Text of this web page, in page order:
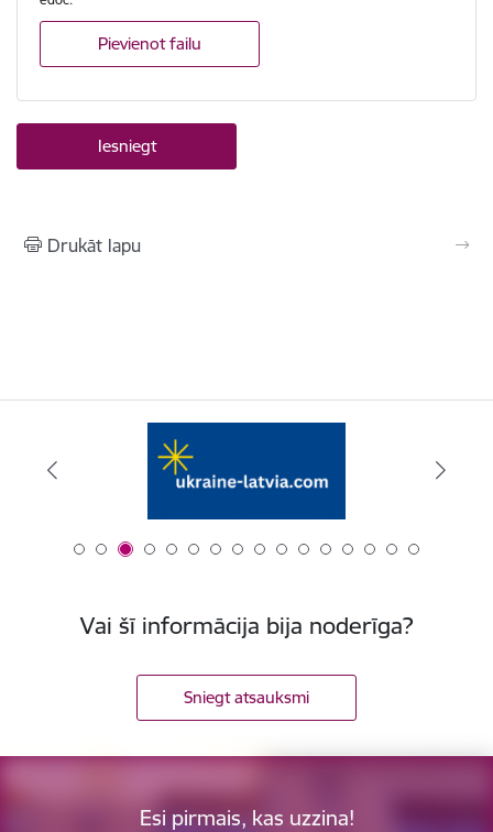
Pievienot failu
Drukāt lapu
Vai šī informācija bija noderīga?
Sniegt atsauksmi
Esi pirmais, kas uzzina!